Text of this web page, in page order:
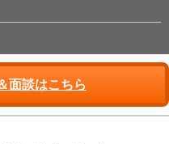
面談はこちら